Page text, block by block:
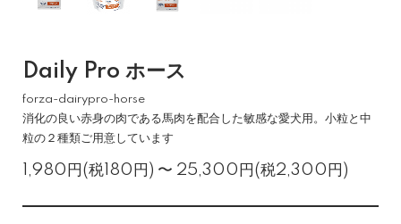
Daily Pro ホース
forza-dairypro-horse
消化の良い赤身の肉である馬肉を配合した敏感な愛犬用。小粒と中
粒の２種類ご用意しています
1,980円(税180円) 〜 25,300円(税2,300円)